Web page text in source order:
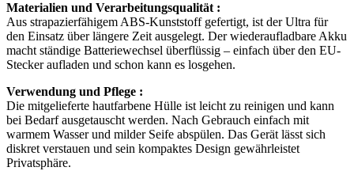
Materialien und Verarbeitungsqualität :
Aus strapazierfähigem ABS-Kunststoff gefertigt, ist der Ultra für
den Einsatz über längere Zeit ausgelegt. Der wiederaufladbare Akku
macht ständige Batteriewechsel überflüssig – einfach über den EU-
Stecker aufladen und schon kann es losgehen.
Verwendung und Pflege :
Die mitgelieferte hautfarbene Hülle ist leicht zu reinigen und kann
bei Bedarf ausgetauscht werden. Nach Gebrauch einfach mit
warmem Wasser und milder Seife abspülen. Das Gerät lässt sich
diskret verstauen und sein kompaktes Design gewährleistet
Privatsphäre.